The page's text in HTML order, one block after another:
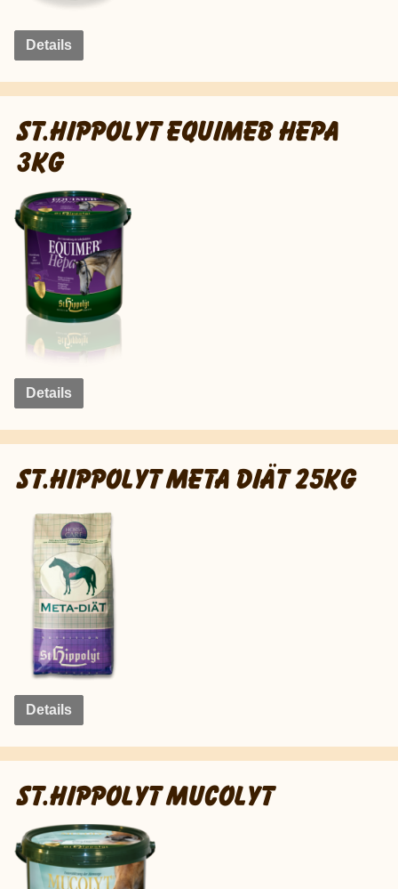
Details
ST.HIPPOLYT EQUIMEB HEPA
3KG
Details
ST.HIPPOLYT META DIÄT 25KG
Details
ST.HIPPOLYT MUCOLYT